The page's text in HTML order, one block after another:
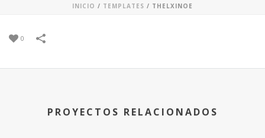
INICIO / TEMPLATES / THELXINOE
0
PROYECTOS RELACIONADOS